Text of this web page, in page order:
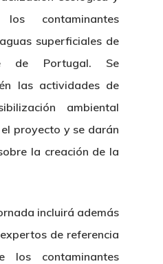
contaminantes
superficiales de
de Portugal. Se
las actividades de
ambiental
proyecto y se darán
la creación de la
incluirá además
de referencia
contaminantes